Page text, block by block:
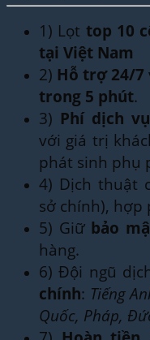
1) Lọt top 10
tại Việt Nam
2) Hỗ trợ 24/7
trong 5 phút.
3) Phí dịch
với giá trị
phát sinh phụ
4) Dịch thuật
sở chính), hợp
5) Giữ bảo
hàng.
6) Đội ngũ
chính: Tiếng
Quốc, Pháp,